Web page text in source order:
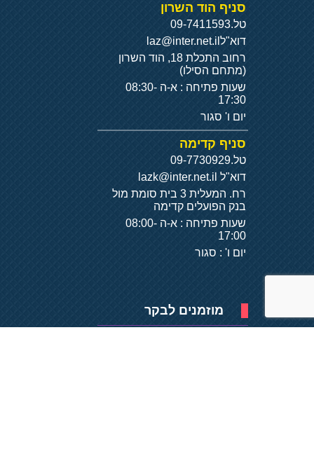
סניף הוד השרון
טל.09-7411593
דוא"ל laz@inter.net.il
רחוב התכלת 18, הוד השרון
(מתחם הסילו)
שעות פתיחה : א-ה 08:30-
17:30
יום ו' סגור
סניף קדימה
טל.09-7730929
דוא"ל
רח. המעלית 3 בית סומת מול
בנק הפועלים קדימה
שעות פתיחה : א-ה 08:00-
17:00
יום ו' : סגור
מוזמנים לבקר